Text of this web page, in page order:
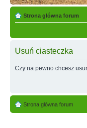
Strona główna forum
Usuń ciasteczka
Czy na pewno chcesz
Strona główna forum